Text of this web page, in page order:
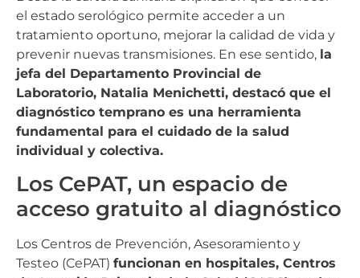
el estado serológico permite acceder a un
tratamiento oportuno, mejorar la calidad de vida y
prevenir nuevas transmisiones. En ese sentido, la
jefa del Departamento Provincial de
Laboratorio, Natalia Menichetti, destacó que el
diagnóstico temprano es una herramienta
fundamental para el cuidado de la salud
individual y colectiva.
Los CePAT, un espacio de
acceso gratuito al diagnóstico
Los Centros de Prevención, Asesoramiento y
Testeo (CePAT) funcionan en hospitales, Centros